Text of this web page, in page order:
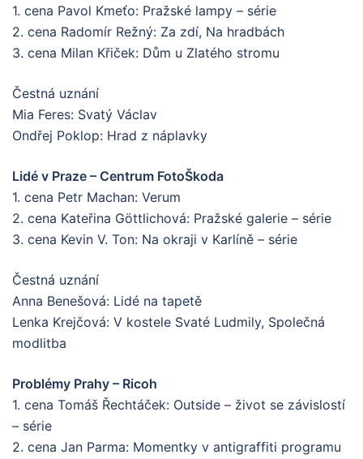
1. cena Pavol Kmeťo: Pražské lampy – série
2. cena Radomír Režný: Za zdí, Na hradbách
3. cena Milan Křiček: Dům u Zlatého stromu
Čestná uznání
Mia Feres: Svatý Václav
Ondřej Poklop: Hrad z náplavky
Lidé v Praze – Centrum FotoŠkoda
1. cena Petr Machan: Verum
2. cena Kateřina Göttlichová: Pražské galerie – série
3. cena Kevin V. Ton: Na okraji v Karlíně – série
Čestná uznání
Anna Benešová: Lidé na tapetě
Lenka Krejčová: V kostele Svaté Ludmily, Společná
modlitba
Problémy Prahy – Ricoh
1. cena Tomáš Řechtáček: Outside – život se závislostí
– série
2. cena Jan Parma: Momentky v antigraffiti programu